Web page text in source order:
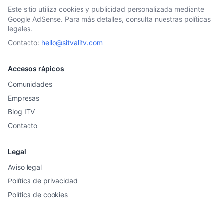
Este sitio utiliza cookies y publicidad personalizada mediante
Google AdSense. Para más detalles, consulta nuestras políticas
legales.
Contacto: hello@sitvalitv.com
Accesos rápidos
Comunidades
Empresas
Blog ITV
Contacto
Legal
Aviso legal
Política de privacidad
Política de cookies